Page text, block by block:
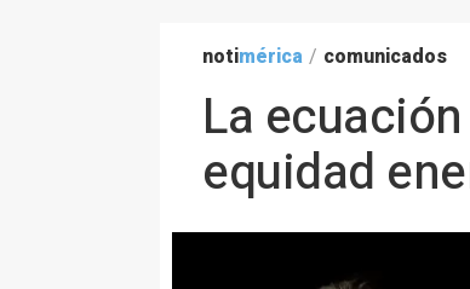
notimérica / comunicados
La
equidad